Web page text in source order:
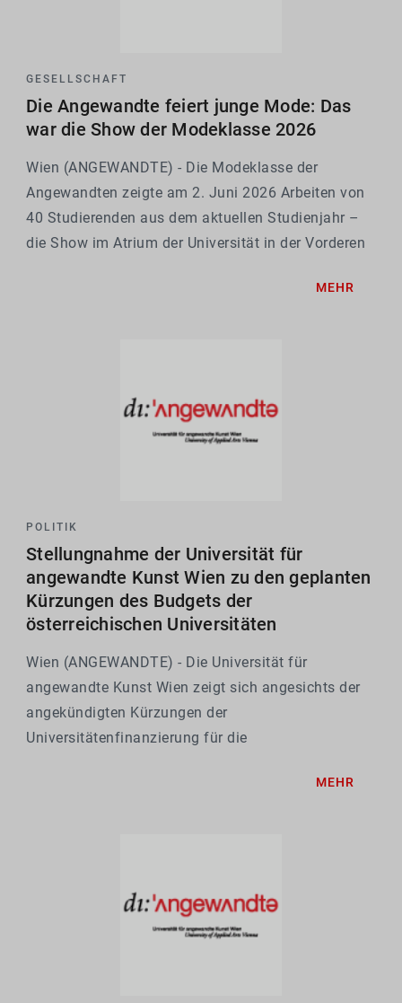
GESELLSCHAFT
Die Angewandte feiert junge Mode: Das
war die Show der Modeklasse 2026
Wien (ANGEWANDTE) - Die Modeklasse der
Angewandten zeigte am 2. Juni 2026 Arbeiten von
40 Studierenden aus dem aktuellen Studienjahr –
die Show im Atrium der Universität in der Vorderen
Performancekünstler und Sänger Alex FranzMEHR
POLITIK
Stellungnahme der Universität für
angewandte Kunst Wien zu den geplanten
Kürzungen des Budgets der
österreichischen Universitäten
Wien (ANGEWANDTE) - Die Universität für
angewandte Kunst Wien zeigt sich angesichts der
angekündigten Kürzungen der
Universitätenfinanzierung für die
besorgt. Die im Rahmen der Budgetverhandlungen
MEHR